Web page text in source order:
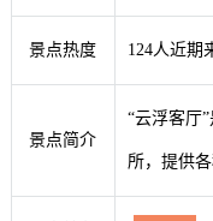
景点热度 124人近期
景点简介
“云浮客厅
所，提供